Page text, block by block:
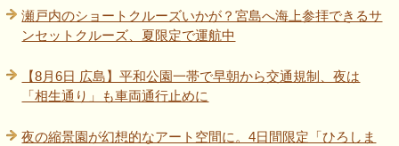
瀬戸内のショートクルーズいかが？宮島へ海上参拝できるサ
ンセットクルーズ、夏限定で運航中
【8月6日 広島】平和公園一帯で早朝から交通規制、夜は
「相生通り」も車両通行止めに
夜の縮景園が幻想的なアート空間に。4日間限定「ひろしま